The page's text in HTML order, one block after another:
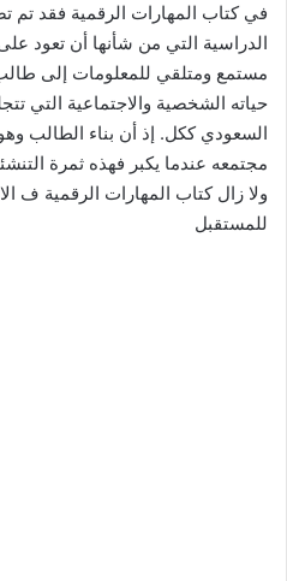
في كتاب المهارات الرقمية فقد تم
الدراسية التي من شأنها أن تعود
مستمع ومتلقي للمعلومات إلى
حياته الشخصية والاجتماعية التي
السعودي ككل. إذ أن بناء الطالب
مجتمعه عندما يكبر فهذه ثمرة
ولا زال كتاب المهارات الرقمية ف
للمستقبل